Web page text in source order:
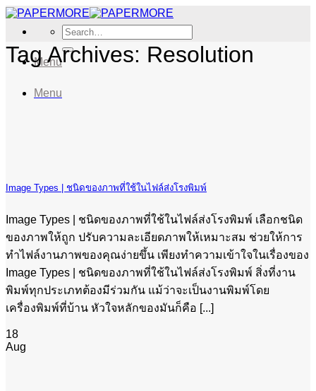
Skip
content
Search
for:
Menu
Menu
Tag Archives: Resolution
Image Types | ชนิดของภาพที่ใช้ในไฟล์ส่งโรงพิมพ์
Image Types | ชนิดของภาพที่ใช้ในไฟล์ส่งโรงพิมพ์ เลือกชนิด
ของภาพให้ถูก ปรับความละเอียดภาพให้เหมาะสม ช่วยให้การ
ทำไฟล์งานภาพของคุณง่ายขึ้น เพียงทำความเข้าใจในเรื่องของ
Image Types | ชนิดของภาพที่ใช้ในไฟล์ส่งโรงพิมพ์ สิ่งที่งาน
พิมพ์ทุกประเภทต้องมีร่วมกัน แม้ว่าจะเป็นงานพิมพ์โดย
เครื่องพิมพ์ที่บ้าน หัวใจหลักของมันก็คือ [...]
18
Aug